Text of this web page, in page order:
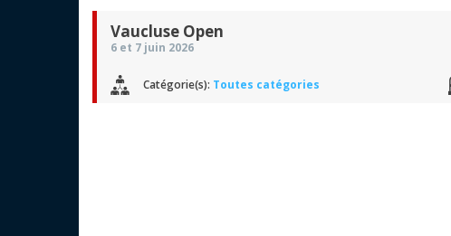
Vaucluse Open
6 et 7 juin 2026
Catégorie(s): Toutes catégories